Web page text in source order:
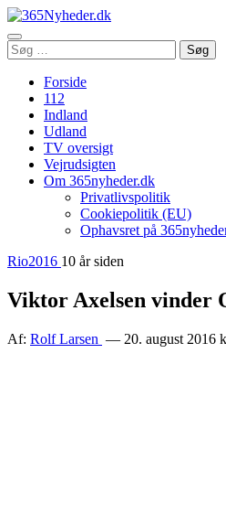
Åbn
menu
Søg
efter:
Søg
Forside
112
Indland
Udland
TV oversigt
Vejrudsigten
Om 365nyheder.dk
Privatlivspolitik
Cookiepolitik (EU)
Ophavsret på
Rio2016 10 år siden
Viktor Axelsen vinder
Af: Rolf Larsen — 20. august 2016